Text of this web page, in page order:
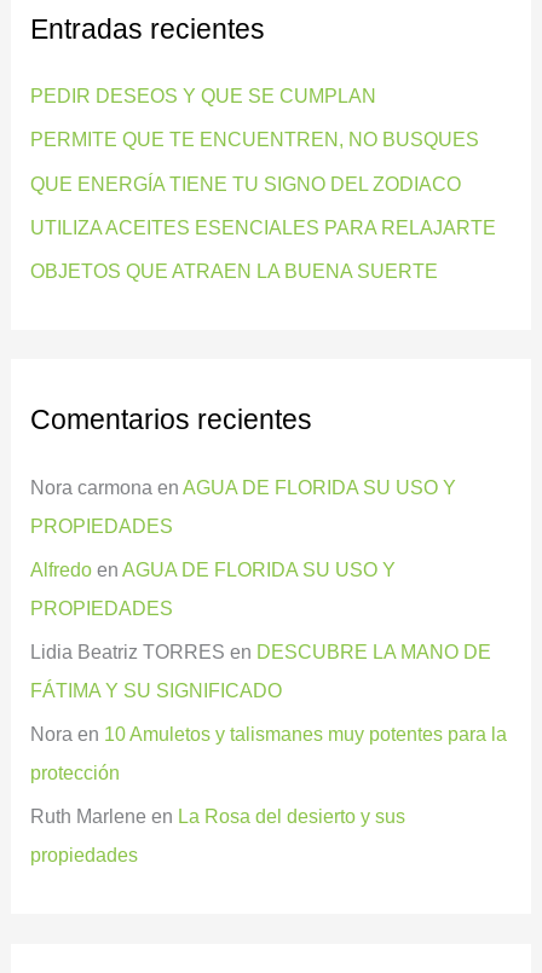
a
p
o
r
:
Entradas recientes
PEDIR DESEOS Y QUE SE CUMPLAN
PERMITE QUE TE ENCUENTREN, NO BUSQUES
QUE ENERGÍA TIENE TU SIGNO DEL ZODIACO
UTILIZA ACEITES ESENCIALES PARA RELAJARTE
OBJETOS QUE ATRAEN LA BUENA SUERTE
Comentarios recientes
Nora carmona enAGUA DE FLORIDA SU USO Y
PROPIEDADES
Alfredo enAGUA DE FLORIDA SU USO Y
PROPIEDADES
Lidia Beatriz TORRES en DESCUBRE LA MANO DE
FÁTIMA Y SU SIGNIFICADO
Nora en 10 Amuletos y talismanes muy potentes para la
protección
Ruth Marlene en La Rosa del desierto y sus
propiedades